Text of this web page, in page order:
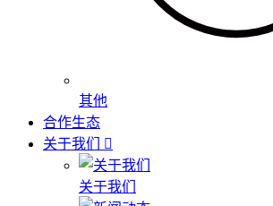
其他
合作生态
关于我们
关于我们